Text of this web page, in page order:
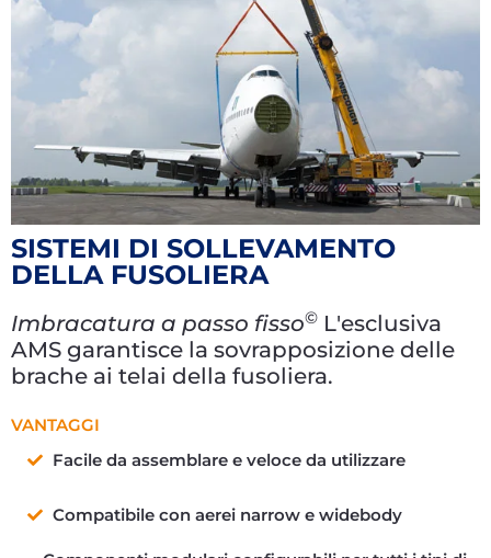
SISTEMI DI SOLLEVAMENTO
DELLA FUSOLIERA
Imbracatura a passo fisso© L'esclusiva
AMS garantisce la sovrapposizione delle
brache ai telai della fusoliera.
VANTAGGI
Facile da assemblare e veloce da utilizzare
Compatibile con aerei narrow e widebody